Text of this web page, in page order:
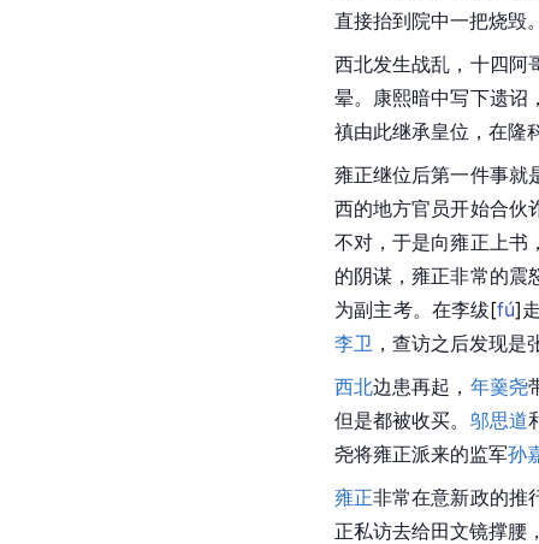
直接抬到院中一把烧毁
西北发生战乱，十四阿
晕。康熙暗中写下遗诏
禛由此继承皇位，在隆
雍正继位后第一件事就
西的地方官员开始合伙
不对，于是向雍正上书
的阴谋，雍正非常的震
为副主考。在李绂[fú]
李卫 ，查访之后发现
西北边患再起， 年羹尧
但是都被收买。 邬思道
尧将雍正派来的监军孙
雍正非常在意新政的推
正私访去给田文镜撑腰